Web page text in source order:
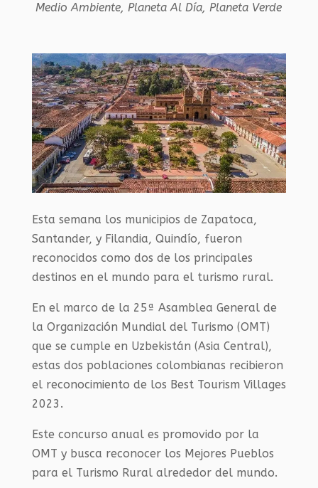
Medio Ambiente,Planeta Al Día,Planeta Verde
Esta semana los municipios de Zapatoca,
Santander, y Filandia, Quindío, fueron
reconocidos como dos de los principales
destinos en el mundo para el turismo rural.
En el marco de la 25ª Asamblea General de
la Organización Mundial del Turismo (OMT)
que se cumple en Uzbekistán (Asia Central),
estas dos poblaciones colombianas recibieron
el reconocimiento de los Best Tourism Villages
2023.
Este concurso anual es promovido por la
OMT y busca reconocer los Mejores Pueblos
para el Turismo Rural alrededor del mundo.